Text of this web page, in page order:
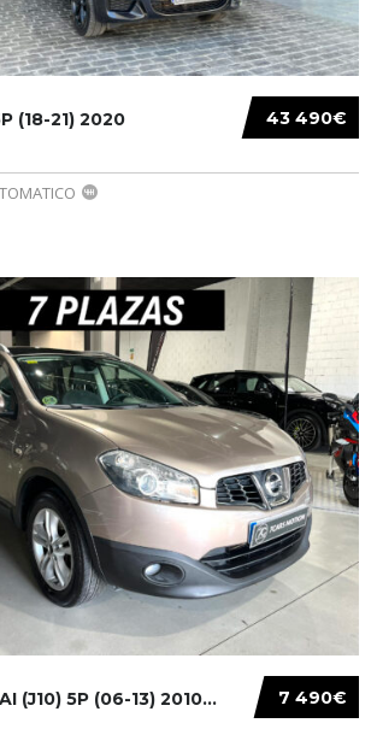
43 490€
(18-21) 2020
7 490€
(J10) 5P (06-13) 2010...